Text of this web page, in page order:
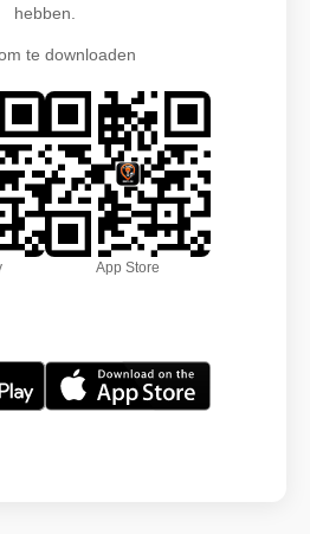
hebben.
te downloaden
App Store